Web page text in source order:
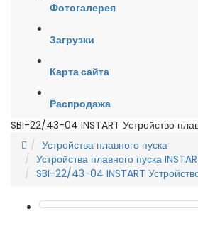
Фотогалерея
Загрузки
Карта сайта
Распродажа
SBI-22/43-04 INSTART Устройство
Устройства плавного пуска
Устройства плавного пуска
SBI-22/43-04 INSTART